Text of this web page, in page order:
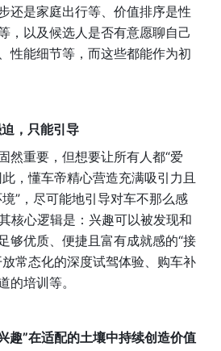
还是家庭出行等、价值排序是性
，以及候选人是否有意愿聊自己
性能细节等，而这些都能作为初
，只能引导
然重要，但想要让所有人都“爱
，懂车帝精心营造充满吸引力且
”，尽可能地引导对车不那么感
核心逻辑是：兴趣可以被发现和
够优质、便捷且富有成就感的“接
常态化的深度试驾体验、购车补
的培训等。
趣”在适配的土壤中持续创造价值